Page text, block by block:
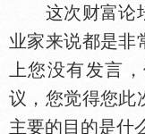
这次财富论坛
业家来说都是非
上您没有发言
议，您觉得您此
主要的目的是什